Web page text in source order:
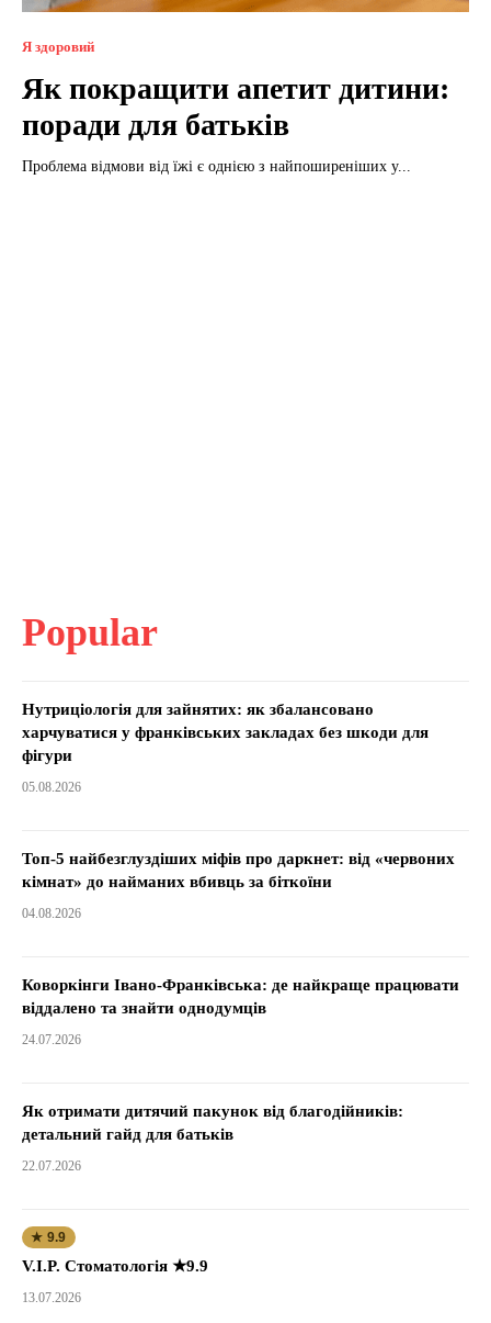
Я здоровий
Як покращити апетит дитини:
поради для батьків
Проблема відмови від їжі є однією з найпоширеніших у...
Popular
Нутриціологія для зайнятих: як збалансовано
харчуватися у франківських закладах без шкоди для
фігури
05.08.2026
Топ-5 найбезглуздіших міфів про даркнет: від «червоних
кімнат» до найманих вбивць за біткоїни
04.08.2026
Коворкінги Івано-Франківська: де найкраще працювати
віддалено та знайти однодумців
24.07.2026
Як отримати дитячий пакунок від благодійників:
детальний гайд для батьків
22.07.2026
★ 9.9
V.I.P. Стоматологія ★9.9
13.07.2026